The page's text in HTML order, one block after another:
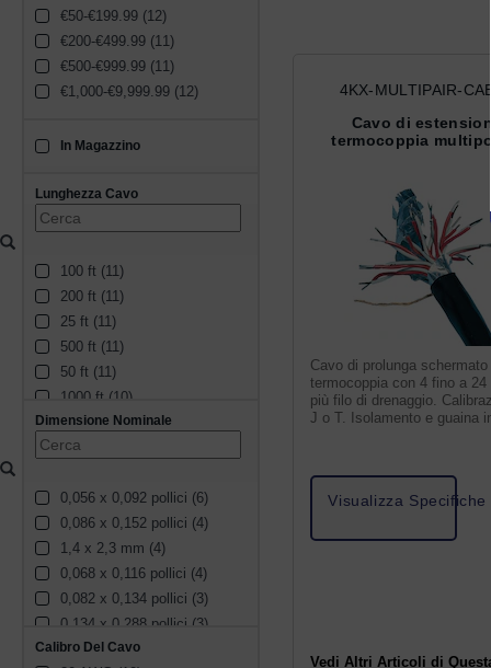
€50-€199.99 (12)
€200-€499.99 (11)
€500-€999.99 (11)
€1,000-€9,999.99 (12)
In Magazzino
sku_availability_it
Lunghezza Cavo
100 ft (11)
200 ft (11)
25 ft (11)
500 ft (11)
50 ft (11)
1000 ft (10)
150 m (9)
300 m (8)
30 m (8)
60 m (6)
15 m (5)
100 m (2)
Dimensione Nominale
0,056 x 0,092 pollici (6)
0,086 x 0,152 pollici (4)
1,4 x 2,3 mm (4)
0,068 x 0,116 pollici (4)
0,082 x 0,134 pollici (3)
0,134 x 0,288 pollici (3)
3,1 x 4,4 mm (3)
Calibro Del Cavo
4KX-MULTIPAIR-
Cavo di
termocoppia
Cavo di prolunga schermato
termocoppia con 4 fino a 24
più filo di drenaggio.
J o T. Isolamento e guaina
Visualizza Specifiche
Vedi Altri Articoli di